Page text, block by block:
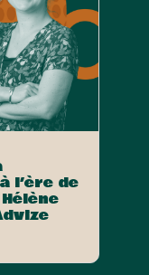
l’ère de